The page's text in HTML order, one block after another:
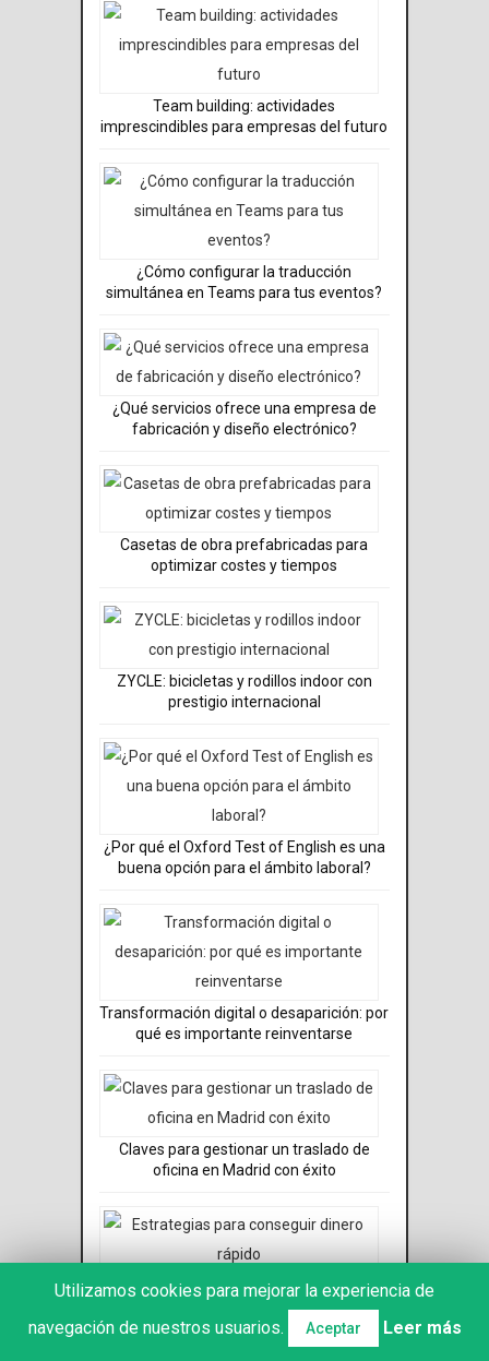
Team building: actividades
imprescindibles para empresas del futuro
¿Cómo configurar la traducción
simultánea en Teams para tus eventos?
¿Qué servicios ofrece una empresa de
fabricación y diseño electrónico?
Casetas de obra prefabricadas para
optimizar costes y tiempos
ZYCLE: bicicletas y rodillos indoor con
prestigio internacional
¿Por qué el Oxford Test of English es una
buena opción para el ámbito laboral?
Transformación digital o desaparición: por
qué es importante reinventarse
Claves para gestionar un traslado de
oficina en Madrid con éxito
Estrategias para conseguir dinero rápido
Utilizamos cookies para mejorar la experiencia de
navegación de nuestros usuarios.
Aceptar Leer más